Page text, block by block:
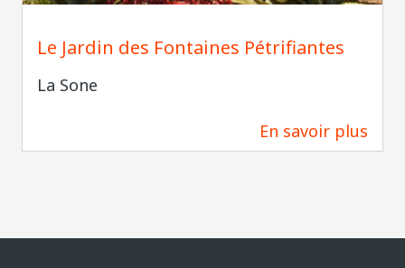
Le Jardin des Fontaines Pétrifiantes
La Sone
En savoir plus